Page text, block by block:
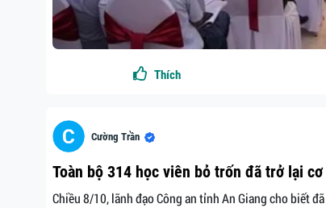
Thích
Cường Trần
Toàn bộ 314 học viên bỏ trốn đã trở lại
Chiều 8/10, lãnh đạo Công an tỉnh An Giang cho biết